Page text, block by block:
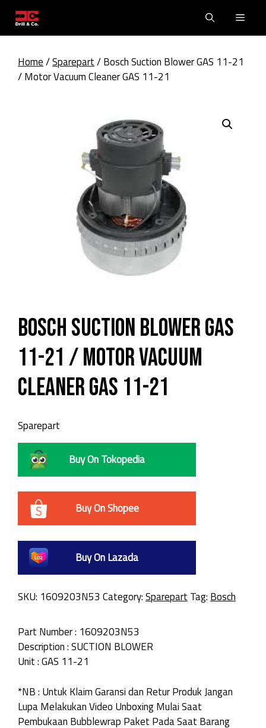
content
Home/Sparepart/ Bosch Suction Blower GAS 11-21
/ Motor Vacuum Cleaner GAS 11-21
Bosch Suction Blower GAS
11-21 / Motor Vacuum
Cleaner GAS 11-21
Sparepart
Buy On Tokopedia
Buy On Shopee
Buy On Lazada
SKU: 1609203N53 Category:Sparepart Tag: Bosch
Part Number : 1609203N53
Description : SUCTION BLOWER
Unit : GAS 11-21
*NB : Untuk Klaim Garansi dan Retur Produk Jangan
Lupa Melakukan Video Unboxing Mulai Saat
Pembukaan Bubblewrap Paket Pada Saat Barang